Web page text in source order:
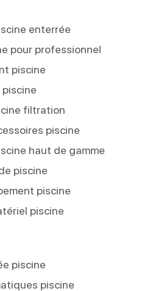
enterrée
pour professionnel
piscine
filtration
piscine
haut de gamme
piscine
piscine
piscine
piscine
piscine